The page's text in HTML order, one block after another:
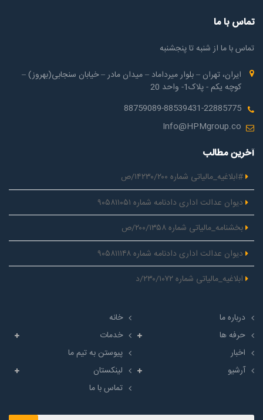
تماس با ما
تماس با ما از شنبه تا پنجشنبه
ایران، تهران – بلوار میرداماد – میدان مادر – خیابان سنجابی(بهروز) –
کوچه یکم - پلاک1- واحد 20
88759089-88539431-22885775
Info@HPMgroup.co
آخرین مطالب
#ابلاغیه_مالیاتی شماره ۱۴۲۳۰/۲۰۰/ص
دیوان عدالت اداری دادنامه شماره ۹۰۵۸۱۱۰۵۱
بخشنامه_مالیاتی شماره ۲۰۰/۱۳۵۸/ص
دیوان عدالت اداری دادنامه شماره ۹۰۵۸۱۱۱۴۸
ابلاغیه_مالیاتی شماره ۲۳۰/۱۰۷۲/د
خانه
درباره ما
خدمات
حرفه ها
پیوستن به تیم ما
اخبار
لینکستان
آرشیو
تماس با ما